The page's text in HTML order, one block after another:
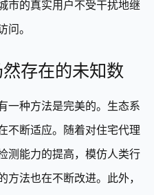
市的真实用户不受干扰地继
问。
存在的未知数
一种方法是完美的。生态系
不断适应。随着对住宅代理
测能力的提高，模仿人类行
方法也在不断改进。此外，